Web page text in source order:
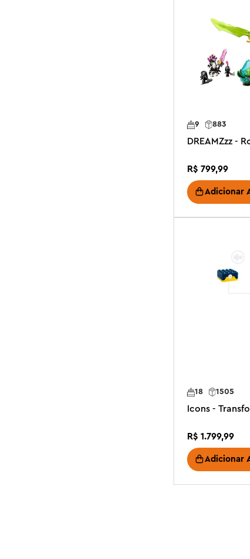
883
9
DREAMZzz -
R$ 799,99
Adicionar
18 1505
Icons -
R$ 1.799,99
Adicionar